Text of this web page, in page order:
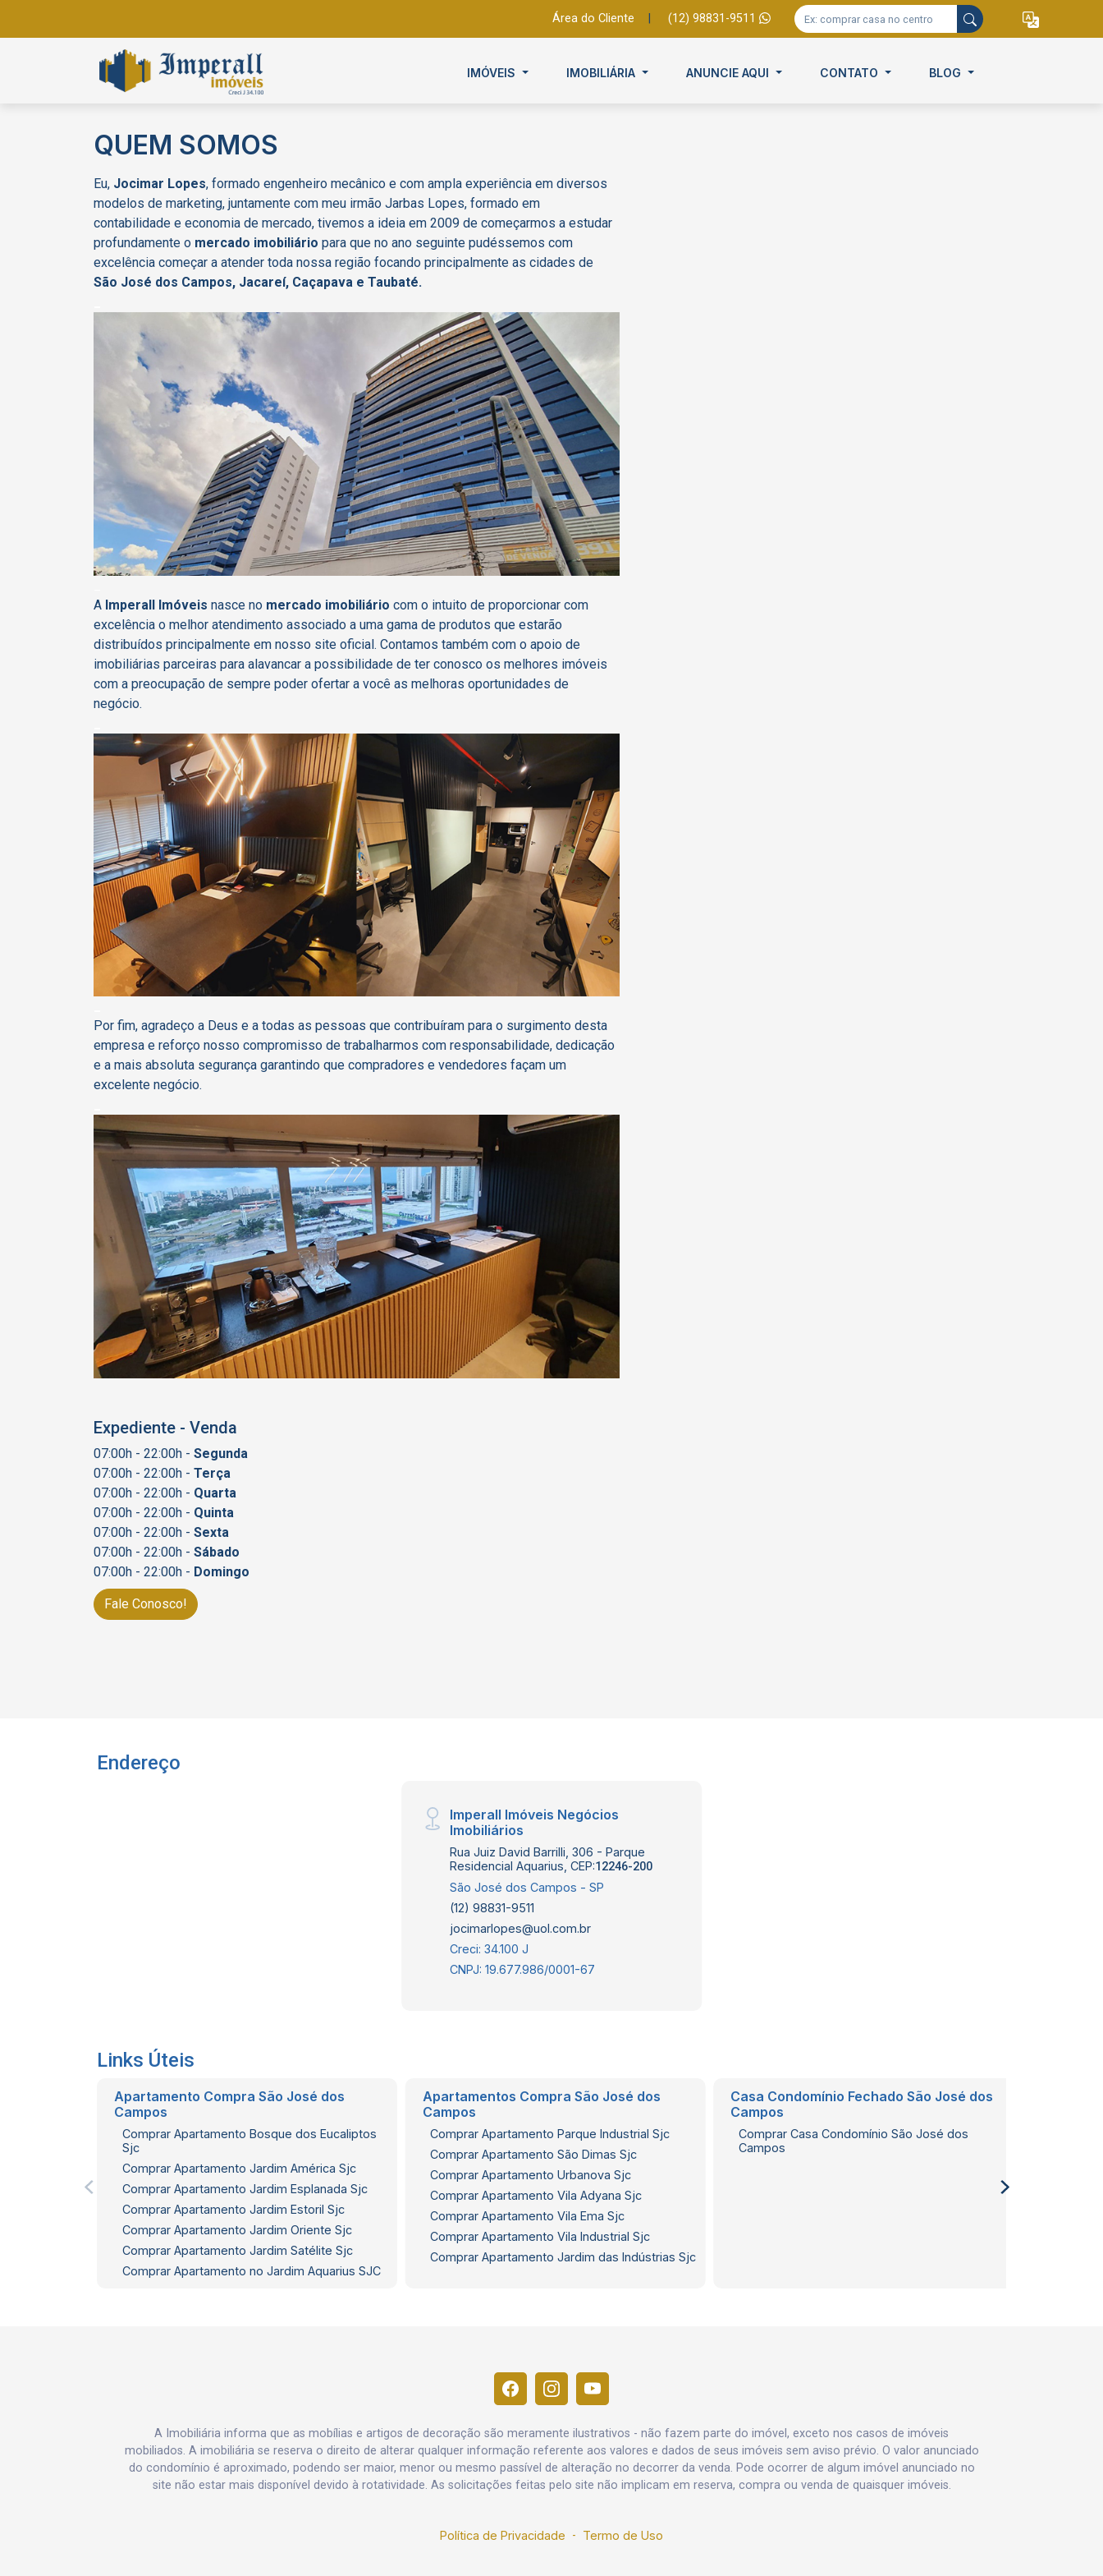
Área do Cliente (12) 98831-9511
IMÓVEIS IMOBILIÁRIA ANUNCIE AQUI CONTATO BLOG
QUEM SOMOS
Eu, Jocimar Lopes, formado engenheiro mecânico e com ampla experiência em diversos
modelos de marketing, juntamente com meu irmão Jarbas Lopes, formado em
contabilidade e economia de mercado, tivemos a ideia em 2009 de começarmos a estudar
profundamente o mercado imobiliário para que no ano seguinte pudéssemos com
excelência começar a atender toda nossa região focando principalmente as cidades de
São José dos Campos, Jacareí, Caçapava e Taubaté.
A Imperall Imóveis nasce no mercado imobiliário com o intuito de proporcionar com
excelência o melhor atendimento associado a uma gama de produtos que estarão
distribuídos principalmente em nosso site oficial. Contamos também com o apoio de
imobiliárias parceiras para alavancar a possibilidade de ter conosco os melhores imóveis
com a preocupação de sempre poder ofertar a você as melhoras oportunidades de
negócio.
Por fim, agradeço a Deus e a todas as pessoas que contribuíram para o surgimento desta
empresa e reforço nosso compromisso de trabalharmos com responsabilidade, dedicação
e a mais absoluta segurança garantindo que compradores e vendedores façam um
excelente negócio.
Expediente - Venda
07:00h - 22:00h - Segunda
07:00h - 22:00h - Terça
07:00h - 22:00h - Quarta
07:00h - 22:00h - Quinta
07:00h - 22:00h - Sexta
07:00h - 22:00h - Sábado
07:00h - 22:00h - Domingo
Fale Conosco!
Endereço
Imperall Imóveis Negócios
Imobiliários
Rua Juiz David Barrilli, 306 - Parque
Residencial Aquarius, CEP:12246-200
São José dos Campos - SP
(12) 98831-9511
jocimarlopes@uol.com.br
Creci: 34.100 J
CNPJ: 19.677.986/0001-67
Links Úteis
Apartamento Compra São José dos
Campos
Comprar Apartamento Bosque dos Eucaliptos
Sjc
Comprar Apartamento Jardim América Sjc
Comprar Apartamento Jardim Esplanada Sjc
Comprar Apartamento Jardim Estoril Sjc
Comprar Apartamento Jardim Oriente Sjc
Comprar Apartamento Jardim Satélite Sjc
Comprar Apartamento no Jardim Aquarius SJC
Apartamentos Compra São José dos
Campos
Comprar Apartamento Parque Industrial Sjc
Comprar Apartamento São Dimas Sjc
Comprar Apartamento Urbanova Sjc
Comprar Apartamento Vila Adyana Sjc
Comprar Apartamento Vila Ema Sjc
Comprar Apartamento Vila Industrial Sjc
Comprar Apartamento Jardim das Indústrias Sjc
Casa Condomínio Fechado São José dos
Campos
Comprar Casa Condomínio São José dos
Campos
A Imobiliária informa que as mobílias e artigos de decoração são meramente ilustrativos - não fazem parte do imóvel, exceto nos casos de imóveis
mobiliados. A imobiliária se reserva o direito de alterar qualquer informação referente aos valores e dados de seus imóveis sem aviso prévio. O valor anunciado
do condomínio é aproximado, podendo ser maior, menor ou mesmo passível de alteração no decorrer da venda. Pode ocorrer de algum imóvel anunciado no
site não estar mais disponível devido à rotatividade. As solicitações feitas pelo site não implicam em reserva, compra ou venda de quaisquer imóveis.
Política de Privacidade - Termo de Uso